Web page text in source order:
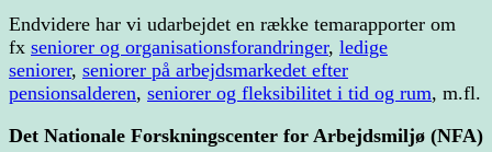
Endvidere har vi udarbejdet en række temarapporter om
fx seniorer og organisationsforandringer, ledige
seniorer, seniorer på arbejdsmarkedet efter
pensionsalderen, seniorer og fleksibilitet i tid og rum, m.fl.
Det Nationale Forskningscenter for Arbejdsmiljø (NFA)